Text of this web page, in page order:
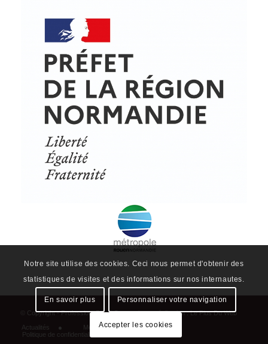
© Copyright - ProfessionsBois | Conception et réalisation :
Actualités
Mentions légales
Politique de confidentialité
Notre site utilise des cookies. Ceci nous permet d'obtenir des
statistiques de visites et des informations sur nos internautes.
En savoir plus Personnaliser votre navigation
Accepter les cookies